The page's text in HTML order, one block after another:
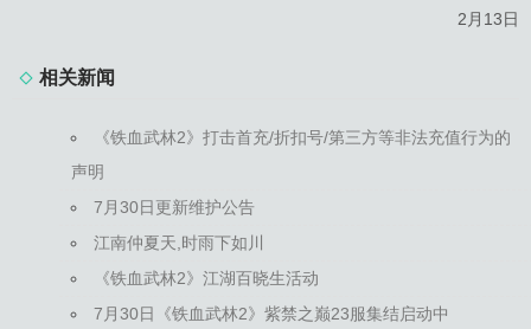
2月13日
相关新闻
《铁血武林2》打击首充/折扣号/第三方等非法充值行为的
声明
7月30日更新维护公告
江南仲夏天,时雨下如川
《铁血武林2》江湖百晓生活动
7月30日《铁血武林2》紫禁之巅23服集结启动中